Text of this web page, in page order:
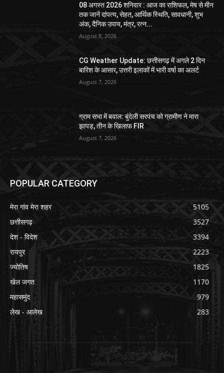
08 अगस्त 2026 शनिवार : आज का राशिफल, मेष से मीन
तक जानें दांपत्य, सेहत, आर्थिक स्थिति, सावधानी, शुभ
अंक, दैनिक उपाय, मंत्र, रत्न...
August 8, 2026
CG Weather Update: छत्तीसगढ़ में अगले 2 दिन
बारिश के आसार, उत्तरी इलाकों में भारी वर्षा का अलर्ट
August 7, 2026
ग्राम सभा में बवाल: बुंदेली सरपंच को ग्रामीण ने मारा
झापड़, तीन के खिलाफ FIR
August 7, 2026
POPULAR CATEGORY
मेरा गांव मेरा शहर
5105
छत्तीसगढ़
3527
देश - विदेश
3394
रायपुर
2223
ज्योतिष
1825
खेल जगत
1170
महासमुंद
979
लेख - आलेख
283